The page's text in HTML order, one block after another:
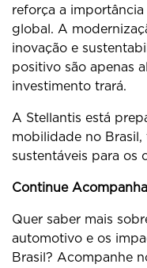
reforça a
global. A
inovação e
positivo são apenas
investimento trará.
A Stellantis está
mobilidade no Brasil,
sustentáveis para os
Continue
Quer saber mais
automotivo e os
Brasil? Acompanhe